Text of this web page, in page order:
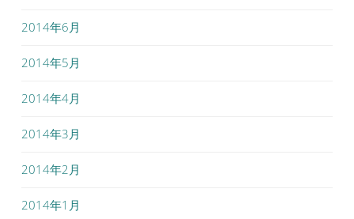
2014年6月
2014年5月
2014年4月
2014年3月
2014年2月
2014年1月